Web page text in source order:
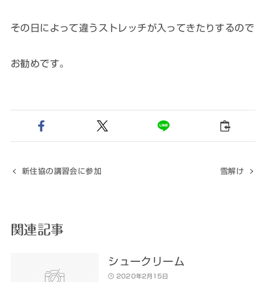
その日によって違うストレッチが入ってきたりするので
お勧めです。
新住協の講習会に参加 雪解け
関連記事
シュークリーム
2020年2月15日